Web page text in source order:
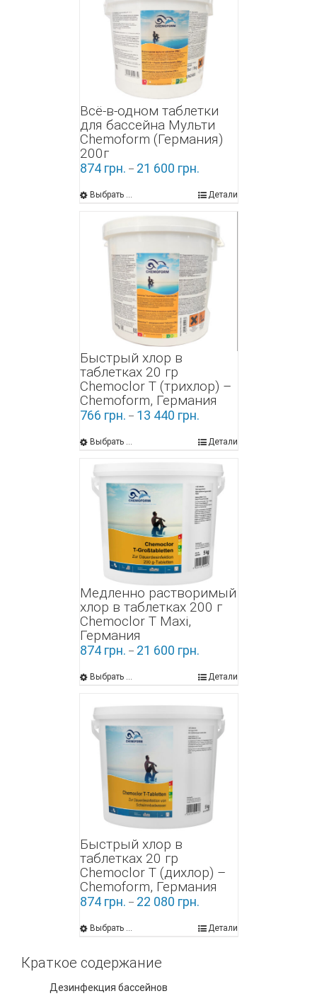
Всё-в-одном таблетки
для бассейна Мульти
Chemoform (Германия)
200г
874 грн. – 21 600 грн.
Выбрать ... Детали
Быстрый хлор в
таблетках 20 гр
Chemoclor Т (трихлор) –
Chemoform, Германия
766 грн. – 13 440 грн.
Выбрать ... Детали
Медленно растворимый
хлор в таблетках 200 г
Chemoclor Т Maxi,
Германия
874 грн. – 21 600 грн.
Выбрать ... Детали
Быстрый хлор в
таблетках 20 гр
Chemoclor Т (дихлор) –
Chemoform, Германия
874 грн. – 22 080 грн.
Выбрать ... Детали
Краткое содержание
Дезинфекция бассейнов